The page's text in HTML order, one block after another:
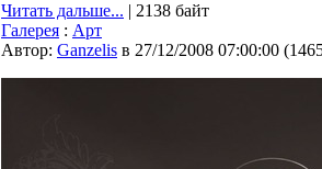
Читать дальше... | 2138 байт
Галерея : Арт
Автор: Ganzelis в 27/12/2008 07:00:00 (